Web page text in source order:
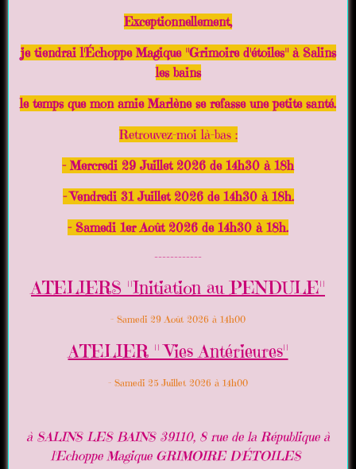
Exceptionnellement,
je tiendrai l'Échoppe Magique "Grimoire d'étoiles" à Salins
les bains
le temps que mon amie Marlène se refasse une petite santé.
Retrouvez-moi là-bas :
- Mercredi 29 Juillet 2026 de 14h30 à 18h
- Vendredi 31 Juillet 2026 de 14h30 à 18h.
- Samedi 1er Août 2026 de 14h30 à 18h.
------------
ATELIERS "Initiation au PENDULE"
- Samedi 29 Août 2026 à 14h00
ATELIER " Vies Antérieures"
- Samedi 25 Juillet 2026 à 14h00
à SALINS LES BAINS 39110, 8 rue de la République à
l'Echoppe Magique GRIMOIRE D'ÉTOILES